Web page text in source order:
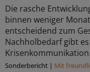
Die rasche
binnen weniger
entscheidend zum
Nachholbedarf gibt
Krisenkommunikation.
Sonderbericht | Mit